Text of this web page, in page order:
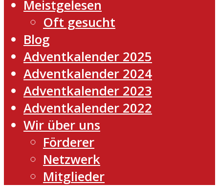
Meistgelesen
Oft gesucht
Blog
Adventkalender 2025
Adventkalender 2024
Adventkalender 2023
Adventkalender 2022
Wir über uns
Förderer
Netzwerk
Mitglieder